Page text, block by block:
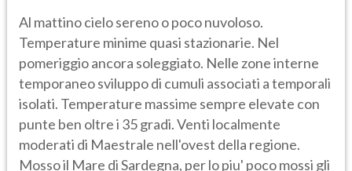
Al mattino cielo sereno o poco nuvoloso.
Temperature minime quasi stazionarie. Nel
pomeriggio ancora soleggiato. Nelle zone interne
temporaneo sviluppo di cumuli associati a temporali
isolati. Temperature massime sempre elevate con
punte ben oltre i 35 gradi. Venti localmente
moderati di Maestrale nell'ovest della regione.
Mosso il Mare di Sardegna, per lo piu' poco mossi gli